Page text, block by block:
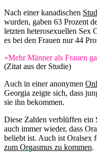
Nach einer kanadischen
wurden, gaben 63 Prozent
letzten heterosexuellen Sex
es bei den Frauen nur 44
«Mehr Männer als Frauen
(Zitat aus der Studie)
Auch in einer anonymen
Georgia zeigte sich, dass
sie ihn bekommen.
Diese Zahlen verblüffen ein
auch immer wieder, dass
beliebt ist. Auch ist Oralsex
zum Orgasmus zu kommen.